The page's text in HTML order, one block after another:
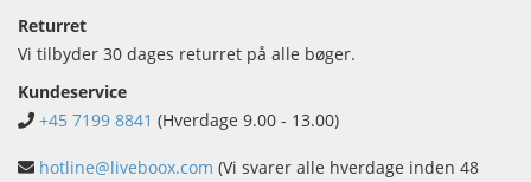
Returret
Vi tilbyder 30 dages returret på alle bøger.
Kundeservice
+45 7199 8841 (Hverdage 9.00 - 13.00)
hotline@liveboox.com (Vi svarer alle hverdage inden 48